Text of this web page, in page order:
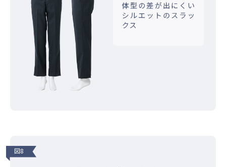
図8